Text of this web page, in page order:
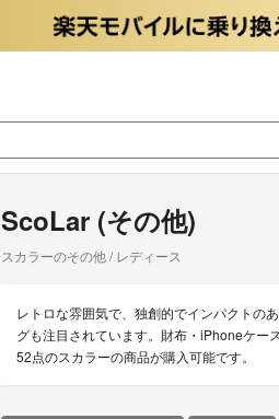
ScoLar (その他)
スカラーのその他 / レディース
レトロな雰囲気で、独創的でインパクトの
グも注目されています。財布・iPhoneケー
52点のスカラーの商品が購入可能です。